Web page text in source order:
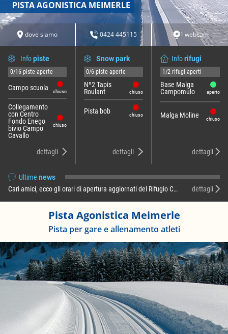
dove siamo 0424 445115 webcam
PISTA AGONISTICA MEIMERLE
Infopiste
0/16 piste aperte
Campo scuola chiuso
Collegamento
con Centro
Fondo Enego
bivio Campo
Cavallo
chiuso
dettagli
Snow park
0/6 piste aperte
Nº2 Tapis
Roulant
chiuso
Pista bob chiuso
dettagli
Inforifugi
1/2 rifugi aperti
Base Malga
Campomulo
aperto
Malga Moline chiuso
dettagli
Ultimenews
Cari amici, ecco gli orari di apertura aggiornati del Rifugio Campomulo per il mese di agosto 2026: RIFUGIO BASE MALGA CAMPOMULO Dal lunedì al venerdì …
dettagli
Pista Agonistica Meimerle
Pista per gare e allenamento atleti